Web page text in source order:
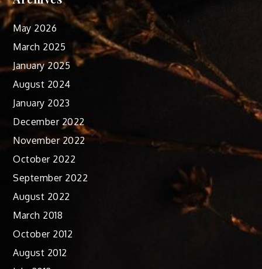
May 2026
March 2025
January 2025
August 2024
January 2023
December 2022
November 2022
October 2022
September 2022
August 2022
March 2018
October 2012
August 2012